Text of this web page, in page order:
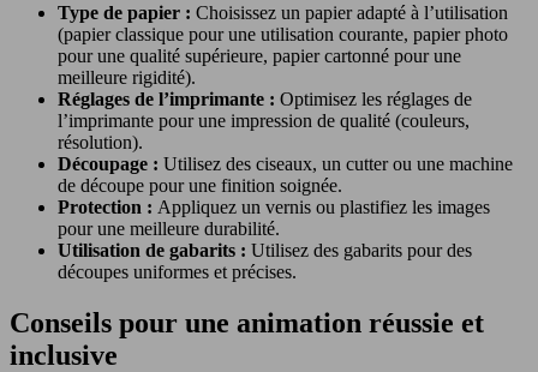
Type de papier : Choisissez un papier adapté à l’utilisation
(papier classique pour une utilisation courante, papier photo
pour une qualité supérieure, papier cartonné pour une
meilleure rigidité).
Réglages de l’imprimante : Optimisez les réglages de
l’imprimante pour une impression de qualité (couleurs,
résolution).
Découpage : Utilisez des ciseaux, un cutter ou une machine
de découpe pour une finition soignée.
Protection : Appliquez un vernis ou plastifiez les images
pour une meilleure durabilité.
Utilisation de gabarits : Utilisez des gabarits pour des
découpes uniformes et précises.
Conseils pour une animation réussie et
inclusive